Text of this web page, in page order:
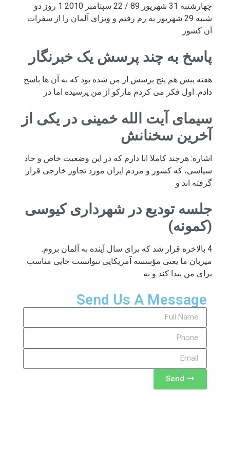
چهارشنبه 31 شهریور 89 / 22 سپتامبر 2010 1 روز دو
شنبه 29 شهریور به رم رفتم و ویزای آلمان را از سفرات
آن کشور
پاسخ به چند پرسش یک خبرنگار
هفته پیش هم پنج پرسش از من شده بود که به آن ها پاسخ
دادم. اول فکر می کردم مارکو از من پرسیده اما در
سیمای آیت الله خمینی در یکی از
آخرین سخنانش
اشاره: هرچند کاملا ابا دارم که در این وضعیت خاص و حاد
سیاسی، که کشور و مردم ایران مورد تجاوز خارجی قرار
گرفته اند و
جلسه تودیع در شهرداری کیوسی
(کمونه)
4 بالاخره قرار شد که برای سال آینده به آلمان بروم.
میزبان ما یعنی مؤسسه آمریکایی نتوانست جایی مناسب
برای من پیدا کند و به
Send Us A Message
Send